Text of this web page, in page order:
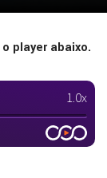
player abaixo.